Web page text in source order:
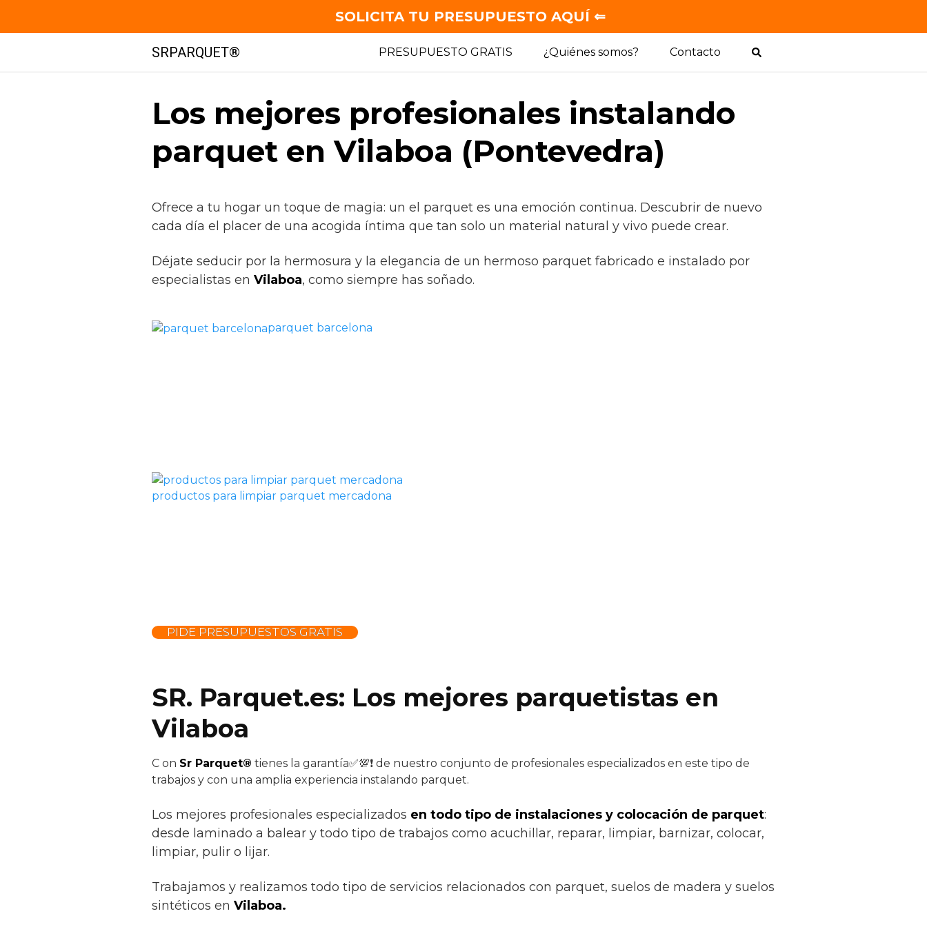
contenido
SRPARQUET® PRESUPUESTO GRATIS ¿Quiénes somos? Contacto
Los mejores profesionales instalando
parquet en Vilaboa (Pontevedra)
Ofrece a tu hogar un toque de magia: un el parquet es una emoción continua. Descubrir de nuevo
cada día el placer de una acogida íntima que tan solo un material natural y vivo puede crear.
Déjate seducir por la hermosura y la elegancia de un hermoso parquet fabricado e instalado por
especialistas en Vilaboa, como siempre has soñado.
parquet barcelona
productos para limpiar parquet mercadona
PIDE PRESUPUESTOS GRATIS
SR. Parquet.es: Los mejores parquetistas en
Vilaboa
C on Sr Parquet® tienes la garantía✅💯❗ de nuestro conjunto de profesionales especializados en este tipo de
trabajos y con una amplia experiencia instalando parquet.
Los mejores profesionales especializados en todo tipo de instalaciones y colocación de parquet:
desde laminado a balear y todo tipo de trabajos como acuchillar, reparar, limpiar, barnizar, colocar,
limpiar, pulir o lijar.
Trabajamos y realizamos todo tipo de servicios relacionados con parquet, suelos de madera y suelos
sintéticos en Vilaboa.
SOLICITA TU PRESUPUESTO AQUÍ ⇐